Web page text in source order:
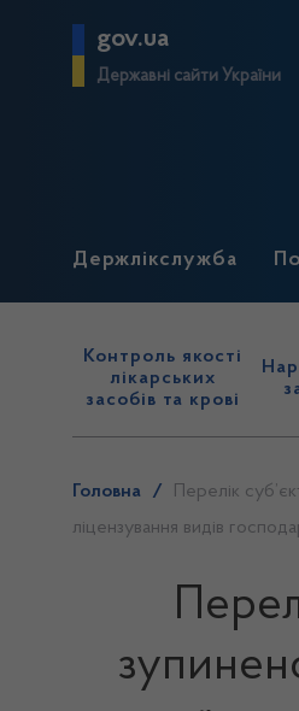
gov.ua
Державні сайти України
Держлікслужба
Контроль якості
лікарських
засобів та крові
Головна /
Перелік
ліцензування видів